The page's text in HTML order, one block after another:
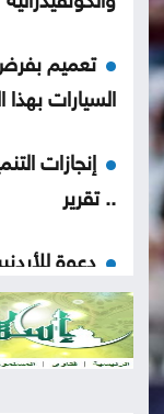
تعميم
السيارات
إنجازات
.. تقرير
دعوة
خدمات الضمان
ضبط بئر